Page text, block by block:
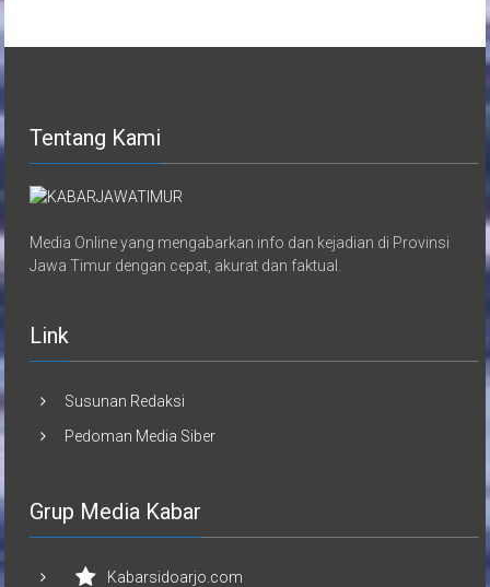
Tentang Kami
Media Online yang mengabarkan info dan kejadian di Provinsi
Jawa Timur dengan cepat, akurat dan faktual.
Link
Susunan Redaksi
Pedoman Media Siber
Grup Media Kabar
Kabarsidoarjo.com